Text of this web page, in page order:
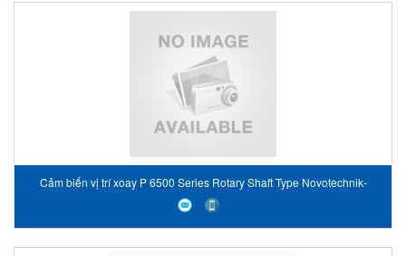
Cảm biến vị trí xoay P 6500 Series Rotary Shaft Type Novotechnik-
Vietnam